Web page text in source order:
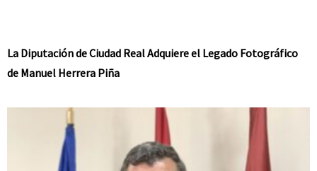
La Diputación de Ciudad Real Adquiere el Legado Fotográfico
de Manuel Herrera Piña